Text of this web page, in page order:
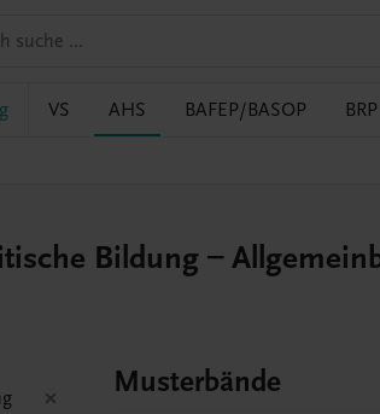
VS AHS BAFEP/BASOP BRP
Bildung –
Musterbände